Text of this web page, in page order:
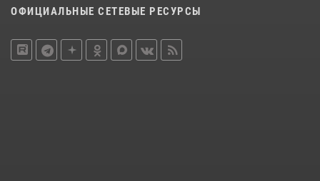
ОФИЦИАЛЬНЫЕ СЕТЕВЫЕ РЕСУРСЫ